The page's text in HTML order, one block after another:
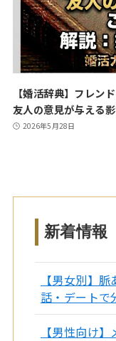
【婚活辞典】フレン
友人の意見が与える
2026年5月28日
新着情報
【男女別】
話・デートで
【男性向け